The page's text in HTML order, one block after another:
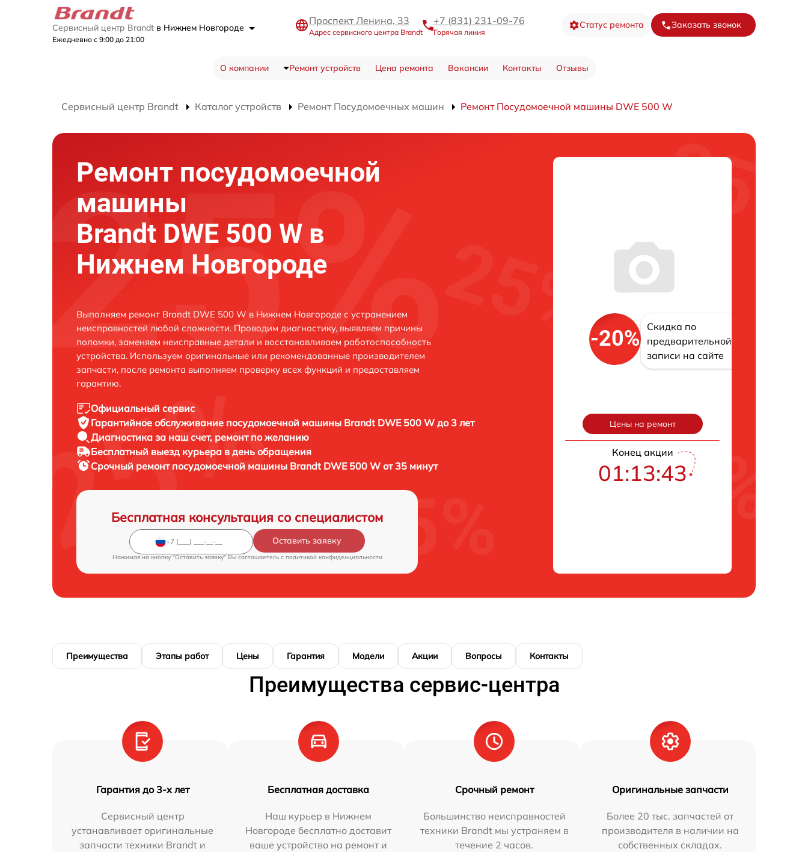
Сервисный центр Brandt в Нижнем Новгороде
Ежедневно с 9:00 до 21:00
Проспект Ленина, 33
Адрес сервисного центра Brandt
+7 (831) 231-09-76
Горячая линия
Статус ремонта Заказать звонок
О компании Ремонт устройств Цена ремонта Вакансии Контакты Отзывы
Сервисный центр Brandt Каталог устройств Ремонт Посудомоечных машин Ремонт Посудомоечной машины DWE 500 W
Ремонт посудомоечной
машины
Brandt DWE 500 W в
Нижнем Новгороде
Выполняем ремонт Brandt DWE 500 W в Нижнем Новгороде с устранением
неисправностей любой сложности. Проводим диагностику, выявляем причины
поломки, заменяем неисправные детали и восстанавливаем работоспособность
устройства. Используем оригинальные или рекомендованные производителем
запчасти, после ремонта выполняем проверку всех функций и предоставляем
гарантию.
Официальный сервис
Гарантийное обслуживание посудомоечной машины Brandt DWE 500 W до 3 лет
Диагностика за наш счет, ремонт по желанию
Бесплатный выезд курьера в день обращения
Срочный ремонт посудомоечной машины Brandt DWE 500 W от 35 минут
Бесплатная консультация со специалистом
Оставить заявку
Нажимая на кнопку "Оставить заявку" Вы соглашаетесь c политикой конфиденциальности
-20%
Скидка по
предварительной
записи на сайте
Цены на ремонт
Конец акции
01:13:42
Преимущества Этапы работ Цены Гарантия Модели Акции Вопросы Контакты
Преимущества сервис-центра
Гарантия до 3-х лет
Сервисный центр
устанавливает оригинальные
запчасти техники Brandt и
Бесплатная доставка
Наш курьер в Нижнем
Новгороде бесплатно доставит
ваше устройство на ремонт и
Срочный ремонт
Большинство неисправностей
техники Brandt мы устраняем в
течение 2 часов.
Оригинальные запчасти
Более 20 тыс. запчастей от
производителя в наличии на
собственных складах.